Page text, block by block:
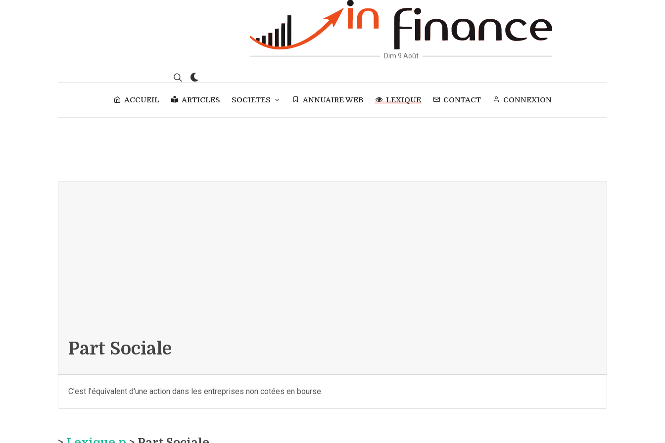
Dim 9 Août
ACCUEIL ARTICLES SOCIETES ANNUAIRE WEB LEXIQUE CONTACT CONNEXION
Part Sociale
C'est l'équivalent d'une action dans les entreprises non cotées en bourse.